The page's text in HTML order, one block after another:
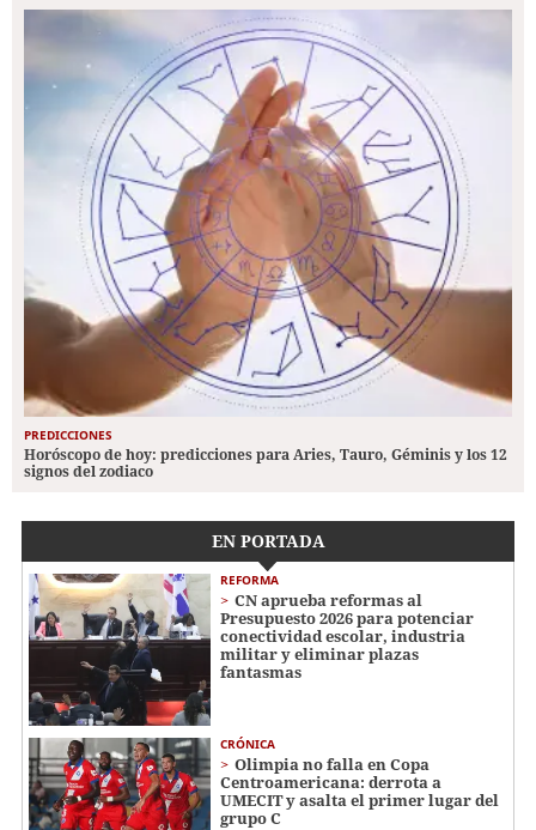
PREDICCIONES
Horóscopo de hoy: predicciones para Aries, Tauro, Géminis y los 12
signos del zodiaco
EN PORTADA
REFORMA
CN aprueba reformas al
Presupuesto 2026 para potenciar
conectividad escolar, industria
militar y eliminar plazas
fantasmas
CRÓNICA
Olimpia no falla en Copa
Centroamericana: derrota a
UMECIT y asalta el primer lugar del
grupo C